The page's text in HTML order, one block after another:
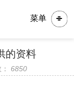
菜单
的资料
6850